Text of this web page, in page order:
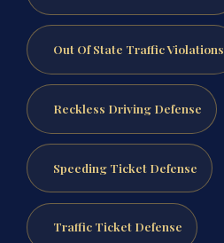
Out Of State Traffic Violations
Reckless Driving Defense
Speeding Ticket Defense
Traffic Ticket Defense